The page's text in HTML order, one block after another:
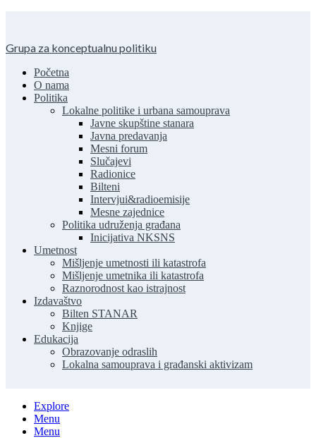
Grupa za konceptualnu politiku
Početna
O nama
Politika
Lokalne politike i urbana samouprava
Javne skupštine stanara
Javna predavanja
Mesni forum
Slučajevi
Radionice
Bilteni
Intervjui&radioemisije
Mesne zajednice
Politika udruženja građana
Inicijativa NKSNS
Umetnost
Mišljenje umetnosti ili katastrofa
Mišljenje umetnika ili katastrofa
Raznorodnost kao istrajnost
Izdavaštvo
Bilten STANAR
Knjige
Edukacija
Obrazovanje odraslih
Lokalna samouprava i građanski aktivizam
Explore
Menu
Menu